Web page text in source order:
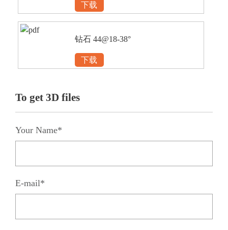
下载
钻石 44@18-38°
下载
To get 3D files
Your Name*
E-mail*